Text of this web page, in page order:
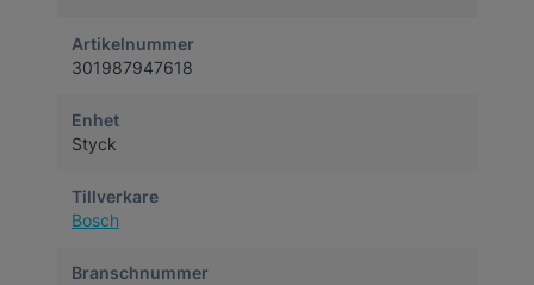
Artikelnummer
301987947618
Enhet
Styck
Tillverkare
Bosch
Branschnummer